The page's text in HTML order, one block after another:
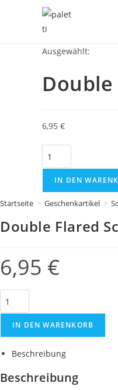
Ausgewählt:
6,95 €
Double
Flared
Screw
Plug
Schwarz
Eloxiert
aus
PRO
STÜCK)
IN DEN
Startseite > Geschenkartikel >
Double Flared
6,95 €
Double
Flared
Screw
Plug
Schwarz
Tunnel
IN DEN WARENKORB
Beschreibung
Beschreibung